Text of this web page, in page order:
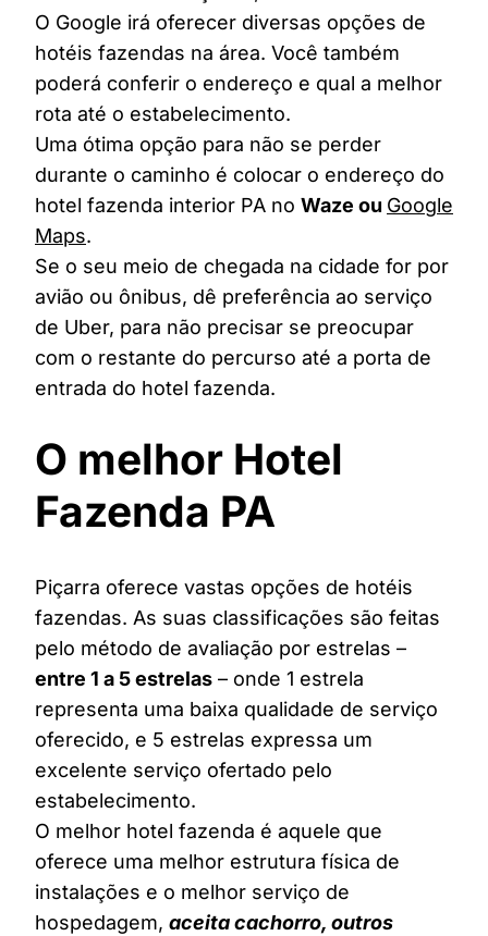
O Google irá oferecer diversas opções de
hotéis fazendas na área. Você também
poderá conferir o endereço e qual a melhor
rota até o estabelecimento.
Uma ótima opção para não se perder
durante o caminho é colocar o endereço do
hotel fazenda interior PA no Waze ou Google
Maps.
Se o seu meio de chegada na cidade for por
avião ou ônibus, dê preferência ao serviço
de Uber, para não precisar se preocupar
com o restante do percurso até a porta de
entrada do hotel fazenda.
O melhor Hotel
Fazenda PA
Piçarra oferece vastas opções de hotéis
fazendas. As suas classificações são feitas
pelo método de avaliação por estrelas –
entre 1 a 5 estrelas – onde 1 estrela
representa uma baixa qualidade de serviço
oferecido, e 5 estrelas expressa um
excelente serviço ofertado pelo
estabelecimento.
O melhor hotel fazenda é aquele que
oferece uma melhor estrutura física de
instalações e o melhor serviço de
hospedagem, aceita cachorro, outros